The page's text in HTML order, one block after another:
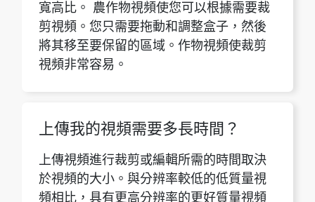
將其移至要保留的區域。作物視頻使裁剪
視頻非常容易。
上傳視頻進行裁剪或編輯所需的時間取決
於視頻的大小。與分辨率較低的低質量視
頻相比，具有更高分辨率的更好質量視頻
將需要更多的時間上傳。 這也取決於您要